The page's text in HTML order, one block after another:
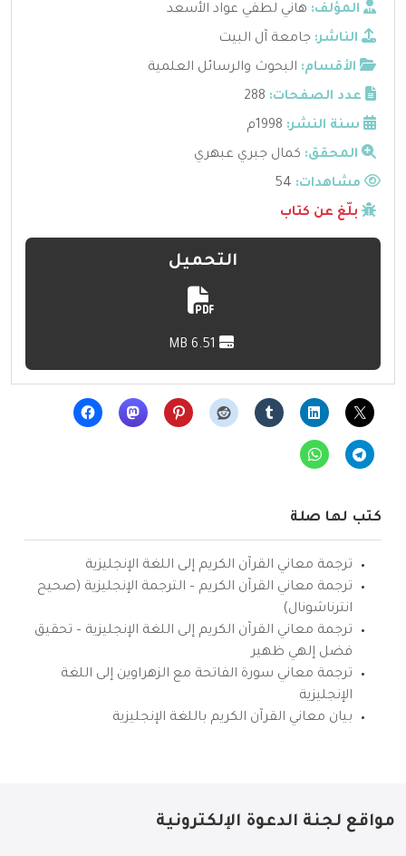
المؤلف: هاني لطفي عواد الأسعد
الناشر: جامعة آل البيت
الأقسام: البحوث والرسائل العلمية
عدد الصفحات: 288
سنة النشر: 1998م
المحقق: كمال جبري عبهري
مشاهدات:
بلّغ عن كتاب
التحميل
كتب لها صلة
ترجمة معاني القرآن الكريم إلى اللغة الإنجليزية
ترجمة معاني القرآن الكريم – الترجمة الإنجليزية (صحيح
انترناشونال)
ترجمة معاني القرآن الكريم إلى اللغة الإنجليزية – تحقيق
فضل إلهي ظهير
ترجمة معاني سورة الفاتحة مع الزهراوين إلى اللغة
الإنجليزية
بيان معاني القرآن الكريم باللغة الإنجليزية
مواقع لجنة الدعوة الإلكترونية